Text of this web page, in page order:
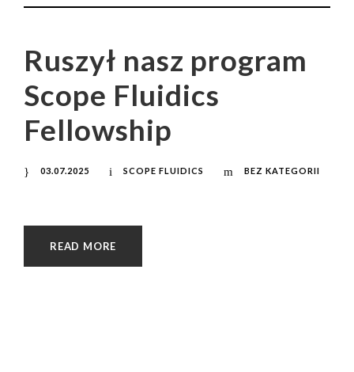
Ruszył nasz program
Scope Fluidics
Fellowship
03.07.2025 SCOPE FLUIDICS BEZ KATEGORII
READ MORE